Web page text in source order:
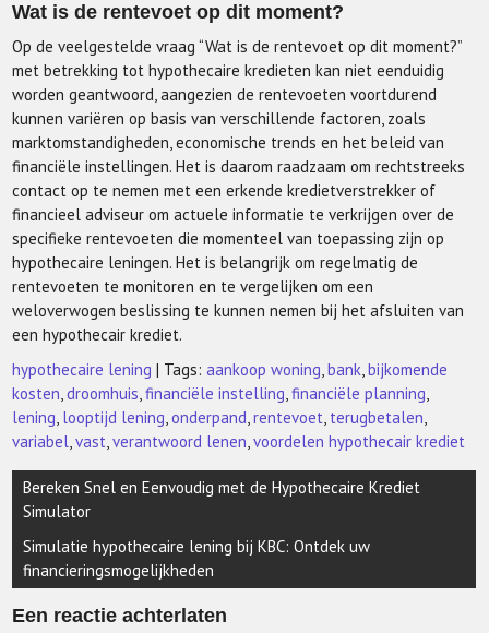
Wat is de rentevoet op dit moment?
Op de veelgestelde vraag “Wat is de rentevoet op dit moment?”
met betrekking tot hypothecaire kredieten kan niet eenduidig
worden geantwoord, aangezien de rentevoeten voortdurend
kunnen variëren op basis van verschillende factoren, zoals
marktomstandigheden, economische trends en het beleid van
financiële instellingen. Het is daarom raadzaam om rechtstreeks
contact op te nemen met een erkende kredietverstrekker of
financieel adviseur om actuele informatie te verkrijgen over de
specifieke rentevoeten die momenteel van toepassing zijn op
hypothecaire leningen. Het is belangrijk om regelmatig de
rentevoeten te monitoren en te vergelijken om een
weloverwogen beslissing te kunnen nemen bij het afsluiten van
een hypothecair krediet.
hypothecaire lening | Tags:aankoop woning,bank,bijkomende
kosten,droomhuis,financiële instelling,financiële planning,
lening, looptijd lening,onderpand,rentevoet, terugbetalen,
variabel,vast,verantwoord lenen,voordelen hypothecair krediet
Berichtnavigatie
Bereken Snel en Eenvoudig met de Hypothecaire Krediet
Simulator
Simulatie hypothecaire lening bij KBC: Ontdek uw
financieringsmogelijkheden
Een reactie achterlaten